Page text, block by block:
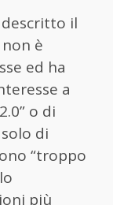
descritto il
è
ed ha
a
o di
di
“troppo
più